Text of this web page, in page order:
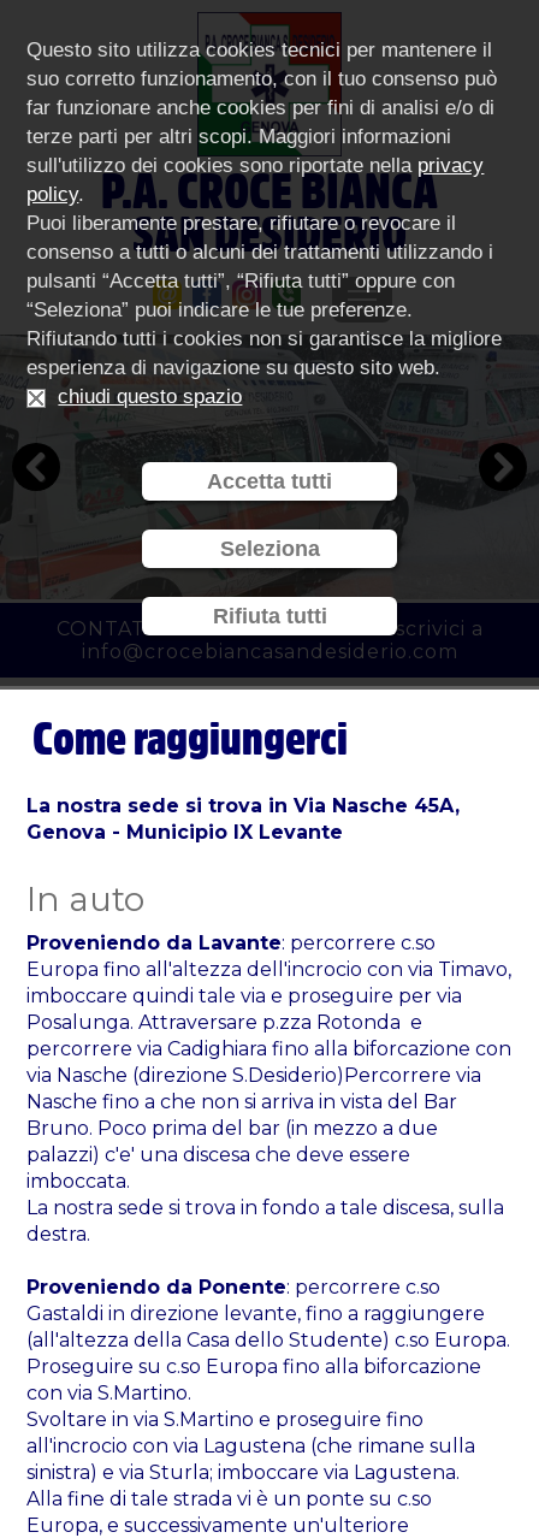
P.A. CROCE BIANCA
SAN DESIDERIO
Next
CONTATTACI al010 3450777
o scrivici a
info@crocebiancasandesiderio.com
Come raggiungerci
La nostra sede si trova in Via Nasche 45A,
Genova - Municipio IX Levante
In auto
Proveniendo da Lavante: percorrere c.so
Europa fino all'altezza dell'incrocio con via Timavo,
imboccare quindi tale via e proseguire per via
Posalunga. Attraversare p.zza Rotonda e
percorrere via Cadighiara fino alla biforcazione con
via Nasche (direzione S.Desiderio)Percorrere via
Nasche fino a che non si arriva in vista del Bar
Bruno. Poco prima del bar (in mezzo a due
palazzi) c'e' una discesa che deve essere
imboccata.
La nostra sede si trova in fondo a tale discesa, sulla
destra.
Proveniendo da Ponente: percorrere c.so
Gastaldi in direzione levante, fino a raggiungere
(all'altezza della Casa dello Studente) c.so Europa.
Proseguire su c.so Europa fino alla biforcazione
con via S.Martino.
Svoltare in via S.Martino e proseguire fino
all'incrocio con via Lagustena (che rimane sulla
sinistra) e via Sturla; imboccare via Lagustena.
Alla fine di tale strada vi è un ponte su c.so
Europa, e successivamente un'ulteriore
Questo sito utilizza cookies tecnici per mantenere il
suo corretto funzionamento, con il tuo consenso può
far funzionare anche cookies per fini di analisi e/o di
terze parti per altri scopi. Maggiori informazioni
sull'utilizzo dei cookies sono riportate nella privacy
policy.
Puoi liberamente prestare, rifiutare o revocare il
consenso a tutti o alcuni dei trattamenti utilizzando i
pulsanti “Accetta tutti”, “Rifiuta tutti” oppure con
“Seleziona” puoi indicare le tue preferenze.
Rifiutando tutti i cookies non si garantisce la migliore
esperienza di navigazione su questo sito web.
chiudi questo spazio
Accetta tutti
Seleziona
Rifiuta tutti